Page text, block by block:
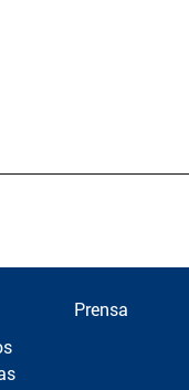
Prensa